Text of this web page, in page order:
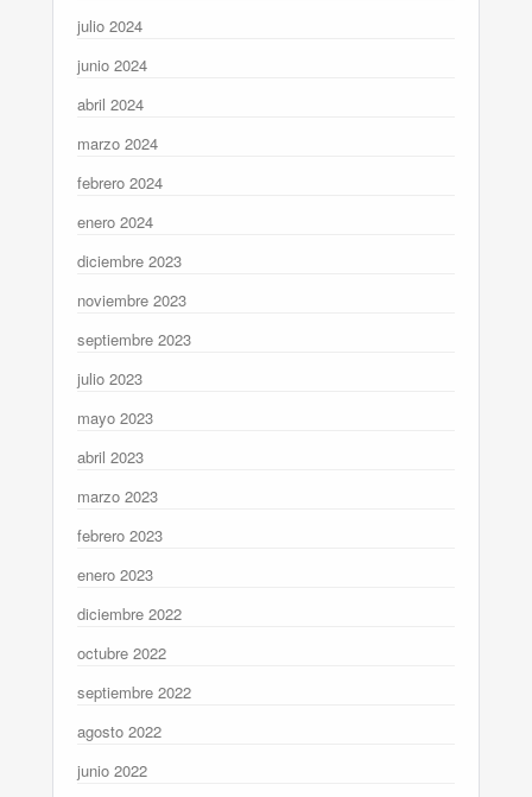
julio 2024
junio 2024
abril 2024
marzo 2024
febrero 2024
enero 2024
diciembre 2023
noviembre 2023
septiembre 2023
julio 2023
mayo 2023
abril 2023
marzo 2023
febrero 2023
enero 2023
diciembre 2022
octubre 2022
septiembre 2022
agosto 2022
junio 2022